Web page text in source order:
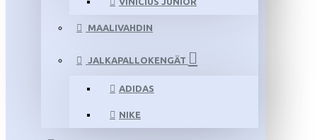
MAALIVAHDIN
JALKAPALLOKENGÄT
ADIDAS
NIKE